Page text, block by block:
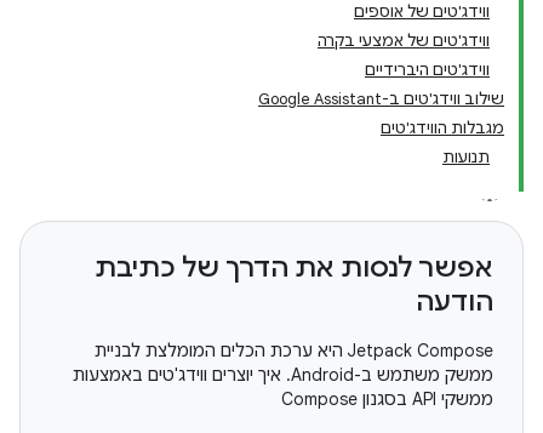
ווידג'טים של אוספים
ווידג'טים של אמצעי בקרה
ווידג'טים היברידיים
שילוב ווידג'טים ב-Google Assistant
מגבלות הווידג'טים
תנועות
אפשר לנסות את הדרך של כתיבת
הודעה
‫Jetpack Compose היא ערכת הכלים המומלצת לבניית
ממשק משתמש ב-Android. איך יוצרים ווידג'טים באמצעות
ממשקי API בסגנון Compose